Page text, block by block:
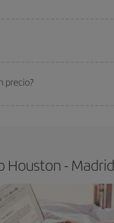
precio?
Houston - Madrid